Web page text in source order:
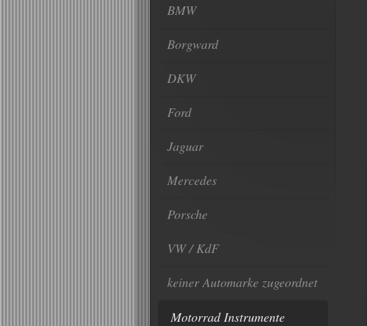
BMW
Borgward
DKW
Ford
Jaguar
Mercedes
Porsche
VW / KdF
keiner Automarke zugeordnet
Motorrad Instrumente